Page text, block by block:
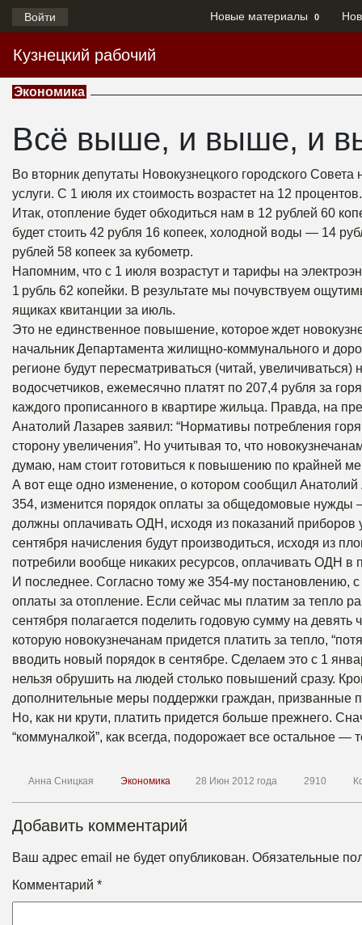
Войти Новые материалы 0
Кузнецкий рабочий
Экономика
Всё выше, и выше, и
Во вторник депутаты Новокузнецкого городского
услуги. С 1 июля их стоимость возрастет на 12 процентов.
Итак, отопление будет обходиться нам в 12 рублей 60
будет стоить 42 рубля 16 копеек, холодной воды — 14
рублей 58 копеек за кубометр.
Напомним, что с 1 июля возрастут и тарифы на
1 рубль 62 копейки. В результате мы почувствуем
ящиках квитанции за июль.
Это не единственное повышение, которое ждет
начальник Департамента жилищно-коммунального и
регионе будут пересматриваться (читай,
водосчетчиков, ежемесячно платят по 207,4 рубля за
каждого прописанного в квартире жильца. Правда, на
Анатолий Лазарев заявил: “Нормативы потребления
сторону увеличения”. Но учитывая то, что
думаю, нам стоит готовиться к повышению по крайней
А вот еще одно изменение, о котором сообщил
354, изменится порядок оплаты за общедомовые нужды
должны оплачивать ОДН, исходя из показаний
сентября начисления будут производиться, исходя из
потребили вообще никаких ресурсов, оплачивать ОДН в
И последнее. Согласно тому же 354-му постановлению,
оплаты за отопление. Если сейчас мы платим за тепло
сентября полагается поделить годовую сумму на девять
которую новокузнечанам придется платить за тепло,
вводить новый порядок в сентябре. Сделаем это с 1
нельзя обрушить на людей столько повышений сразу.
дополнительные меры поддержки граждан, призванные
Но, как ни крути, платить придется больше прежнего.
“коммуналкой”, как всегда, подорожает все остальное —
Анна Сницкая Экономика 28 Июн 2012 года 2910
Добавить комментарий
Ваш адрес email не будет опубликован. Обязательные
Комментарий *